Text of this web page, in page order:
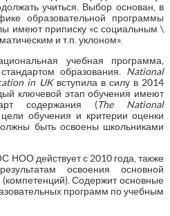
учиться. Выбор основан, в
образовательной программы
имеют приписку «с социальным \
и т.п. уклоном».
учебная программа,
образования. National
in UKвступила в силу в 2014
ключевой этап обучения имеют
содержания (The National
обучения и критерии оценки
быть освоены школьниками
НОО действует с 2010 года, также
освоения основной
Содержит основные
программ по учебным